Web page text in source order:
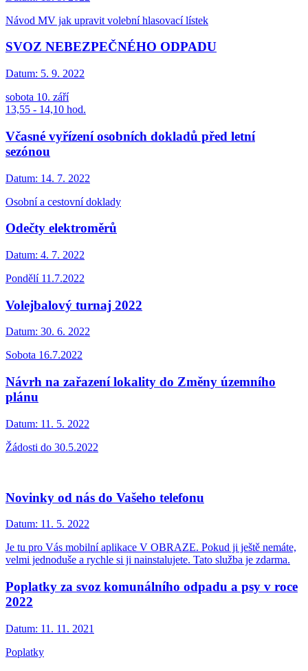
Návod MV jak upravit volební hlasovací lístek
SVOZ NEBEZPEČNÉHO ODPADU
Datum: 5. 9. 2022
sobota 10. září
13,55 - 14,10 hod.
Včasné vyřízení osobních dokladů před letní
sezónou
Datum: 14. 7. 2022
Osobní a cestovní doklady
Odečty elektroměrů
Datum: 4. 7. 2022
Pondělí 11.7.2022
Volejbalový turnaj 2022
Datum: 30. 6. 2022
Sobota 16.7.2022
Návrh na zařazení lokality do Změny územního
plánu
Datum: 11. 5. 2022
Žádosti do 30.5.2022
Novinky od nás do Vašeho telefonu
Datum: 11. 5. 2022
Je tu pro Vás mobilní aplikace V OBRAZE. Pokud ji ještě nemáte,
velmi jednoduše a rychle si ji nainstalujete. Tato služba je zdarma.
Poplatky za svoz komunálního odpadu a psy v roce
2022
Datum: 11. 11. 2021
Poplatky